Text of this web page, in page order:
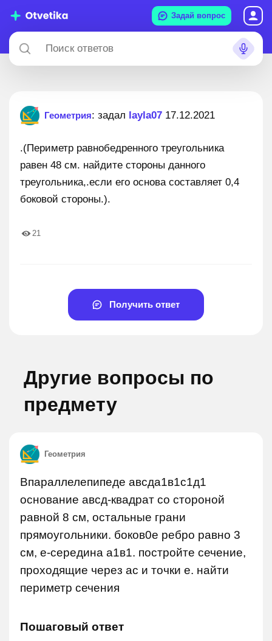
Задай вопрос
Геометрия: задал layla07 17.12.2021
.(Периметр равнобедренного треугольника
равен 48 см. найдите стороны данного
треугольника,.если его основа составляет 0,4
боковой стороны.).
21
Получить ответ
Другие вопросы по
предмету
Геометрия
Впараллелепипеде авсда1в1с1д1
основание авсд-квадрат со стороной
равной 8 см, остальные грани
прямоугольники. боков0е ребро равно 3
см, е-середина а1в1. постройте сечение,
проходящие через ас и точки е. найти
периметр сечения
Пошаговый ответ